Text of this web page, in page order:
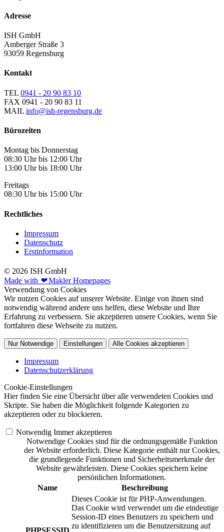
Adresse
ISH GmbH
Amberger Straße 3
93059 Regensburg
Kontakt
TEL 0941 - 20 90 83 10
FAX 0941 - 20 90 83 11
MAIL info@ish-regensburg.de
Bürozeiten
Montag bis Donnerstag
08:30 Uhr bis 12:00 Uhr
13:00 Uhr bis 18:00 Uhr
Freitags
08:30 Uhr bis 15:00 Uhr
Rechtliches
Impressum
Datenschutz
Erstinformation
© 2026 ISH GmbH
Made with ❤Makler Homepages
Verwendung von Cookies
Wir nutzen Cookies auf unserer Website. Einige von ihnen sind
notwendig während andere uns helfen, diese Website und Ihre
Erfahrung zu verbessern. Sie akzeptieren unsere Cookies, wenn Sie
fortfahren diese Webseite zu nutzen.
Nur Notwendige Einstellungen Alle Cookies akzeptieren
Impressum
Datenschutzerklärung
Cookie-Einstellungen
Hier finden Sie eine Übersicht über alle verwendeten Cookies und
Skripte. Sie haben die Möglichkeit folgende Kategorien zu
akzeptieren oder zu blockieren.
Notwendig Immer akzeptieren
Notwendige Cookies sind für die ordnungsgemäße Funktion
der Website erforderlich. Diese Kategorie enthält nur Cookies,
die grundlegende Funktionen und Sicherheitsmerkmale der
Website gewährleisten. Diese Cookies speichern keine
persönlichen Informationen.
Name
Beschreibung
PHPSESSID
Dieses Cookie ist für PHP-Anwendungen.
Das Cookie wird verwendet um die eindeutige
Session-ID eines Benutzers zu speichern und
zu identifizieren um die Benutzersitzung auf